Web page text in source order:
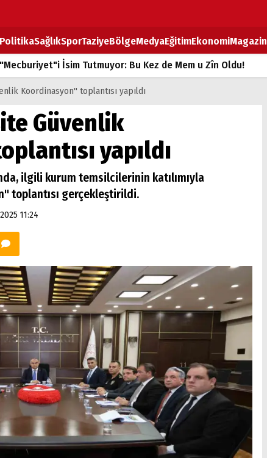
PolitikaSağlıkSporTaziyeBölgeMedyaEğitimEkonomiMagazin
"Mecburiyet"i İsim Tutmuyor: Bu Kez de Mem u Zîn Oldu!
Fiyatlarına Zam
sırtındaki ağır yük
BOZ TAHTASI
Koordinasyon" toplantısı yapıldı
Güvenlik
yapıldı
ilgili kurum temsilcilerinin katılımıyla
toplantısı gerçekleştirildi.
11:24